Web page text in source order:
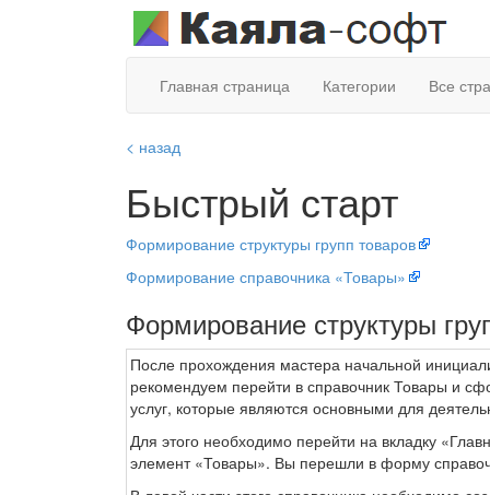
Главная страница Категории Все
< назад
Быстрый старт
Формирование структуры групп товаров
Формирование справочника «Товары»
Формирование структуры
После прохождения мастера начальной
рекомендуем перейти в справочник Товары и
услуг, которые являются основными для
Для этого необходимо перейти на вкладку
элемент «Товары». Вы перешли в форму